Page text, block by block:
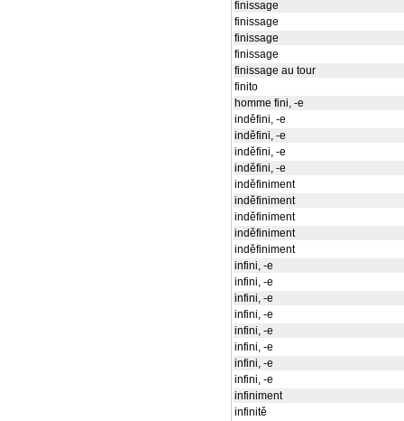
finissage
finissage
finissage
finissage
finissage au tour
finito
homme fini, -e
inděfini, -e
inděfini, -e
inděfini, -e
inděfini, -e
inděfiniment
inděfiniment
inděfiniment
inděfiniment
inděfiniment
infini, -e
infini, -e
infini, -e
infini, -e
infini, -e
infini, -e
infini, -e
infini, -e
infiniment
infinitě